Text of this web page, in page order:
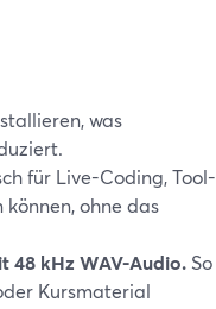
was
für Live-Coding, Tool-
ohne das
48 kHz WAV-Audio. So
Kursmaterial